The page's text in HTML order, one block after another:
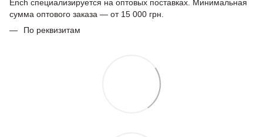
Ench специализируется на оптовых поставках. Минимальная
сумма оптового заказа — от 15 000 грн.
По реквизитам